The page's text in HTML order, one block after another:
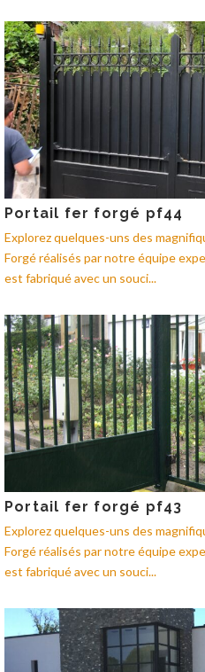
Portail fer forgé pf44
Explorez quelques-uns des
Forgé réalisés par notre équipe
est fabriqué avec un souci...
Portail fer forgé pf43
Explorez quelques-uns des
Forgé réalisés par notre équipe
est fabriqué avec un souci...